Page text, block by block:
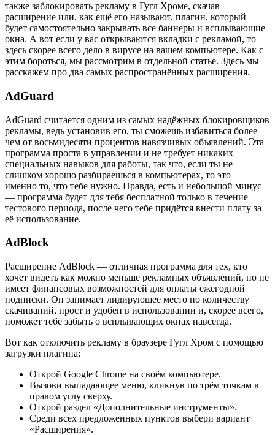
также заблокировать рекламу в Гугл Хроме, скачав
расширение или, как ещё его называют, плагин, который
будет самостоятельно закрывать все баннеры и всплывающие
окна. А вот если у вас открываются вкладки с рекламой, то
здесь скорее всего дело в вирусе на вашем компьютере. Как с
этим бороться, мы рассмотрим в отдельной статье. Здесь мы
расскажем про два самых распространённых расширения.
AdGuard
AdGuard считается одним из самых надёжных блокировщиков
рекламы, ведь установив его, ты сможешь избавиться более
чем от восьмидесяти процентов навязчивых объявлений. Эта
программа проста в управлении и не требует никаких
специальных навыков для работы, так что, если ты не
слишком хорошо разбираешься в компьютерах, то это —
именно то, что тебе нужно. Правда, есть и небольшой минус
— программа будет для тебя бесплатной только в течение
тестового периода, после чего тебе придётся внести плату за
её использование.
AdBlock
Расширение AdBlock — отличная программа для тех, кто
хочет видеть как можно меньше рекламных объявлений, но не
имеет финансовых возможностей для оплаты ежегодной
подписки. Он занимает лидирующее место по количеству
скачиваний, прост и удобен в использовании и, скорее всего,
поможет тебе забыть о всплывающих окнах навсегда.
Вот как отключить рекламу в браузере Гугл Хром с помощью
загрузки плагина:
Открой Google Chrome на своём компьютере.
Вызови выпадающее меню, кликнув по трём точкам в
правом углу сверху.
Открой раздел «Дополнительные инструменты».
Среди всех предложенных пунктов выбери вариант
«Расширения».